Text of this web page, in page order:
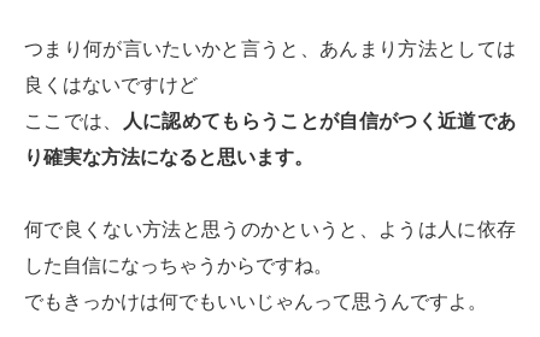
つまり何が言いたいかと言うと、あんまり方法としては
良くはないですけど
ここでは、
人に認めてもらうことが自信がつく近道であ
り確実な方法になると思います。
何で良くない方法と思うのかというと、ようは人に依存
した自信になっちゃうからですね。
でもきっかけは何でもいいじゃんって思うんですよ。